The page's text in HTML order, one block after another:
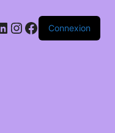
Instagram
Facebook
Connexion